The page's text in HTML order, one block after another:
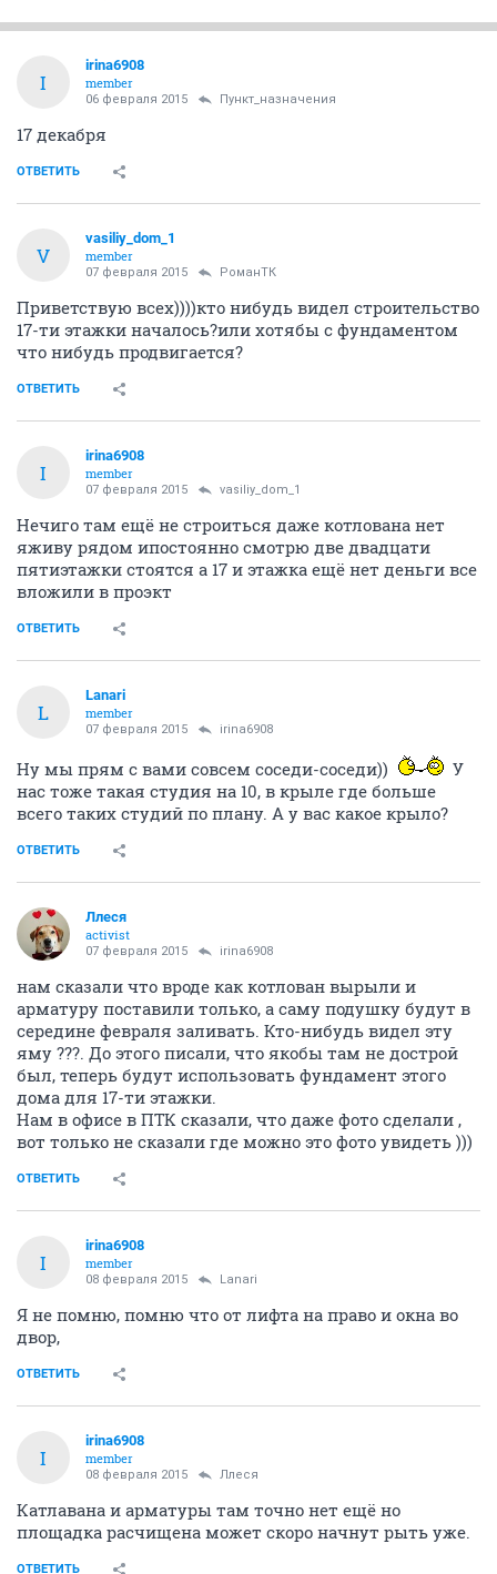
I
irina6908
member
06 февраля 2015 Пункт_назначения
17 декабря
ОТВЕТИТЬ
V
vasiliy_dom_1
member
07 февраля 2015 РоманТК
Приветствую всех))))кто нибудь видел строительство
17-ти этажки началось?или хотябы с фундаментом
что нибудь продвигается?
ОТВЕТИТЬ
I
irina6908
member
07 февраля 2015 vasiliy_dom_1
Нечиго там ещё не строиться даже котлована нет
яживу рядом ипостоянно смотрю две двадцати
пятиэтажки стоятся а 17 и этажка ещё нет деньги все
вложили в проэкт
ОТВЕТИТЬ
L
Lanari
member
07 февраля 2015 irina6908
Ну мы прям с вами совсем соседи-соседи))
У
нас тоже такая студия на 10, в крыле где больше
всего таких студий по плану. А у вас какое крыло?
ОТВЕТИТЬ
Ллеся
activist
07 февраля 2015 irina6908
нам сказали что вроде как котлован вырыли и
арматуру поставили только, а саму подушку будут в
середине февраля заливать. Кто-нибудь видел эту
яму ???. До этого писали, что якобы там не дострой
был, теперь будут использовать фундамент этого
дома для 17-ти этажки.
Нам в офисе в ПТК сказали, что даже фото сделали ,
вот только не сказали где можно это фото увидеть )))
ОТВЕТИТЬ
I
irina6908
member
08 февраля 2015 Lanari
Я не помню, помню что от лифта на право и окна во
двор,
ОТВЕТИТЬ
I
irina6908
member
08 февраля 2015 Ллеся
Катлавана и арматуры там точно нет ещё но
площадка расчищена может скоро начнут рыть уже.
ОТВЕТИТЬ